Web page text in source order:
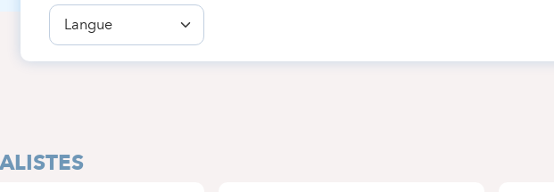
Langue